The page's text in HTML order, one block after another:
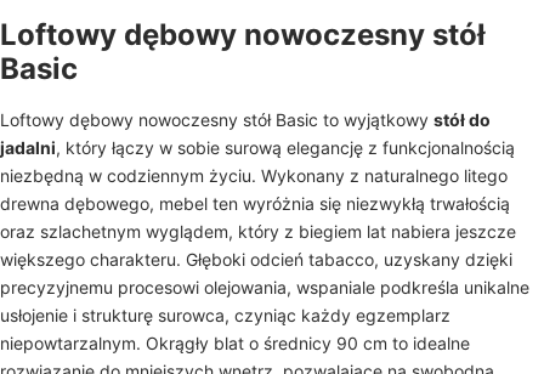
Loftowy dębowy nowoczesny stół
Basic
Loftowy dębowy nowoczesny stół Basic to wyjątkowy stół do
jadalni, który łączy w sobie surową elegancję z funkcjonalnością
niezbędną w codziennym życiu. Wykonany z naturalnego litego
drewna dębowego, mebel ten wyróżnia się niezwykłą trwałością
oraz szlachetnym wyglądem, który z biegiem lat nabiera jeszcze
większego charakteru. Głęboki odcień tabacco, uzyskany dzięki
precyzyjnemu procesowi olejowania, wspaniale podkreśla unikalne
usłojenie i strukturę surowca, czyniąc każdy egzemplarz
niepowtarzalnym. Okrągły blat o średnicy 90 cm to idealne